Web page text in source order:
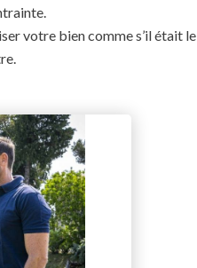
votre bien comme s’il était le